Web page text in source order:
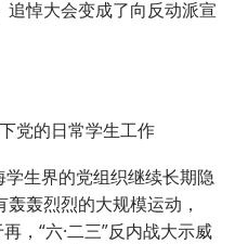
悼大会变成了向反动派宣
党的日常学生工作
生界的党组织继续长期隐
轰烈烈的大规模运动，
，“六·二三”反内战大示威